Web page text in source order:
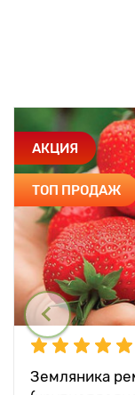
АКЦИЯ
ТОП ПРОДАЖ
Земляника